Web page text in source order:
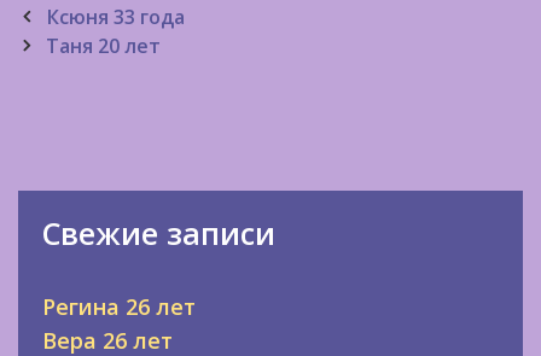
Post
navigation
Ксюня 33 года
Таня 20 лет
Свежие записи
Регина 26 лет
Вера 26 лет